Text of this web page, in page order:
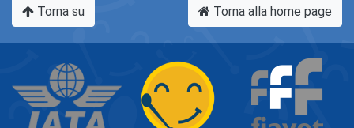
Torna su Torna alla home page